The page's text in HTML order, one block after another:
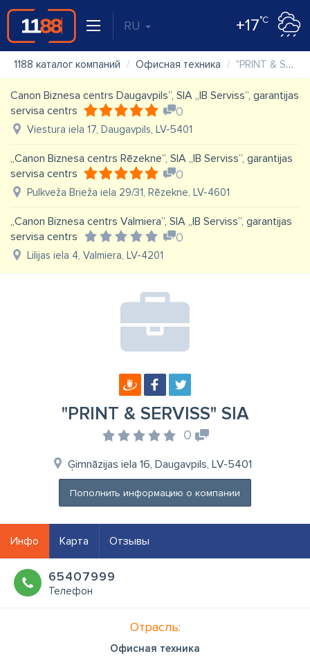
RU +17°C
1188 каталог компаний Офисная техника "PRINT & SERVISS" SIA
Canon Biznesa centrs Daugavpils”, SIA „IB Serviss”, garantijas
servisa centrs
0
Viestura iela 17, Daugavpils, LV-5401
„Canon Biznesa centrs Rēzekne”, SIA „IB Serviss”, garantijas
servisa centrs
0
Pulkveža Brieža iela 29/31, Rēzekne, LV-4601
„Canon Biznesa centrs Valmiera”, SIA „IB Serviss”, garantijas
servisa centrs
0
Lilijas iela 4, Valmiera, LV-4201
"PRINT & SERVISS" SIA
0
Ģimnāzijas iela 16, Daugavpils, LV-5401
Пополнить информацию о компании
Инфо Карта Отзывы
65407999
Телефон
Отрасль:
Офисная техника